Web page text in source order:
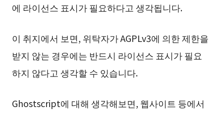
에 라이선스 표시가 필요하다고 생각됩니다.
이 취지에서 보면, 위탁자가 AGPLv3에 의한 제한을
받지 않는 경우에는 반드시 라이선스 표시가 필요
하지 않다고 생각할 수 있습니다.
Ghostscript에 대해 생각해보면, 웹사이트 등에서